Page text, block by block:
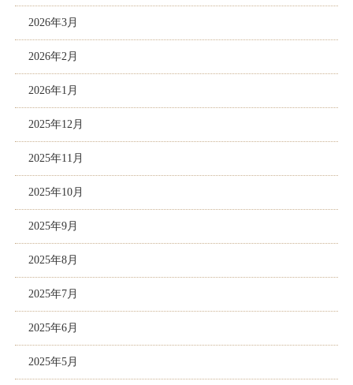
2026年3月
2026年2月
2026年1月
2025年12月
2025年11月
2025年10月
2025年9月
2025年8月
2025年7月
2025年6月
2025年5月